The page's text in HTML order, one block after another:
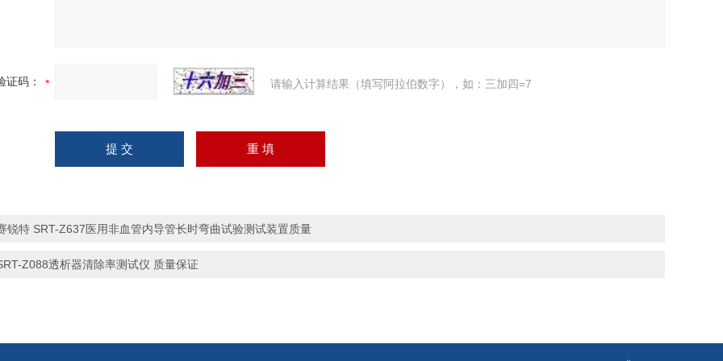
证码： 请输入计算结果（填写阿拉伯数字），如：三加四=7
锐特 SRT-Z637医用非血管内导管长时弯曲试验测试装置质量
Z088透析器清除率测试仪 质量保证